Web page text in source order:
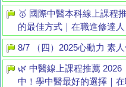
🥇 國際中醫本科線上課程
的最佳方式｜在職進修達人
8/7 （四）2025心動力 素
🌿 中醫線上課程推薦
中！學中醫最好的選擇｜